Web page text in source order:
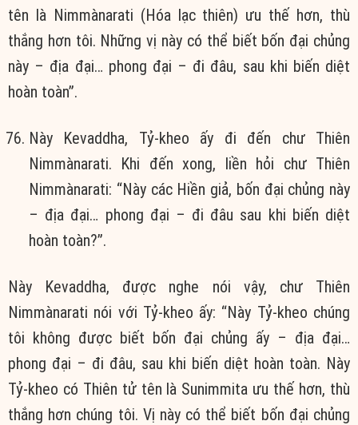
tên là Nimmànarati (Hóa lạc thiên) ưu thế hơn, thù
thắng hơn tôi. Những vị này có thể biết bốn đại chủng
này – địa đại… phong đại – đi đâu, sau khi biến diệt
hoàn toàn”.
Này Kevaddha, Tỷ-kheo ấy đi đến chư Thiên
Nimmànarati. Khi đến xong, liền hỏi chư Thiên
Nimmànarati: “Này các Hiền giả, bốn đại chủng này
– địa đại… phong đại – đi đâu sau khi biến diệt
hoàn toàn?”.
Này Kevaddha, được nghe nói vậy, chư Thiên
Nimmànarati nói với Tỷ-kheo ấy: “Này Tỷ-kheo chúng
tôi không được biết bốn đại chủng ấy – địa đại…
phong đại – đi đâu, sau khi biến diệt hoàn toàn. Này
Tỷ-kheo có Thiên tử tên là Sunimmita ưu thế hơn, thù
thắng hơn chúng tôi. Vị này có thể biết bốn đại chủng